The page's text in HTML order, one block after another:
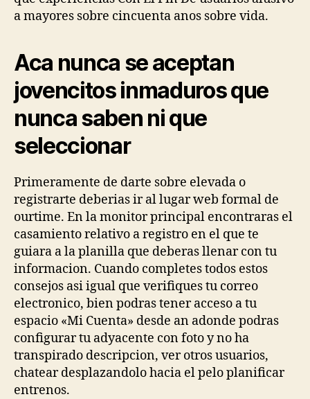
a mayores sobre cincuenta anos sobre vida.
Aca nunca se aceptan
jovencitos inmaduros que
nunca saben ni que
seleccionar
Primeramente de darte sobre elevada o
registrarte deberias ir al lugar web formal de
ourtime. En la monitor principal encontraras el
casamiento relativo a registro en el que te
guiara a la planilla que deberas llenar con tu
informacion. Cuando completes todos estos
consejos asi­ igual que verifiques tu correo
electronico, bien podras tener acceso a tu
espacio «Mi Cuenta» desde an adonde podras
configurar tu adyacente con foto y no ha
transpirado descripcion, ver otros usuarios,
chatear desplazandolo hacia el pelo planificar
entrenos.